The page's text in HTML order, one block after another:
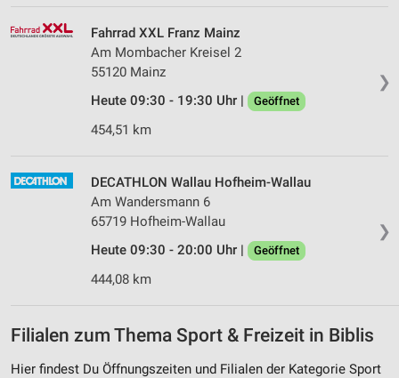
❯
Fahrrad XXL Franz Mainz
Am Mombacher Kreisel 2
55120 Mainz
Heute 09:30 - 19:30 Uhr |
Geöffnet
454,51 km
❯
DECATHLON Wallau Hofheim-Wallau
Am Wandersmann 6
65719 Hofheim-Wallau
Heute 09:30 - 20:00 Uhr |
Geöffnet
444,08 km
Filialen zum Thema Sport & Freizeit in Biblis
Hier findest Du Öffnungszeiten und Filialen der Kategorie Sport